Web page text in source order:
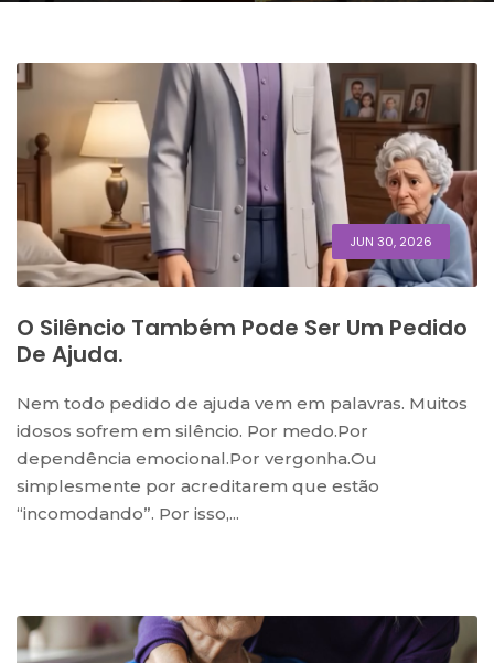
JUN 30, 2026
O Silêncio Também Pode Ser Um Pedido
De Ajuda.
Nem todo pedido de ajuda vem em palavras. Muitos
idosos sofrem em silêncio. Por medo.Por
dependência emocional.Por vergonha.Ou
simplesmente por acreditarem que estão
“incomodando”. Por isso,...